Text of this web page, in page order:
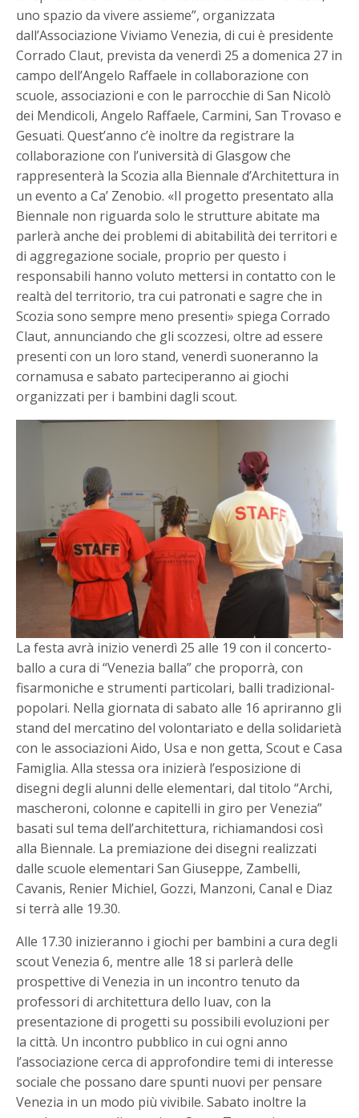
uno spazio da vivere assieme”, organizzata
dall’Associazione Viviamo Venezia, di cui è presidente
Corrado Claut, prevista da venerdì 25 a domenica 27 in
campo dell’Angelo Raffaele in collaborazione con
scuole, associazioni e con le parrocchie di San Nicolò
dei Mendicoli, Angelo Raffaele, Carmini, San Trovaso e
Gesuati. Quest’anno c’è inoltre da registrare la
collaborazione con l’università di Glasgow che
rappresenterà la Scozia alla Biennale d’Architettura in
un evento a Ca’ Zenobio. «Il progetto presentato alla
Biennale non riguarda solo le strutture abitate ma
parlerà anche dei problemi di abitabilità dei territori e
di aggregazione sociale, proprio per questo i
responsabili hanno voluto mettersi in contatto con le
realtà del territorio, tra cui patronati e sagre che in
Scozia sono sempre meno presenti» spiega Corrado
Claut, annunciando che gli scozzesi, oltre ad essere
presenti con un loro stand, venerdì suoneranno la
cornamusa e sabato parteciperanno ai giochi
organizzati per i bambini dagli scout.
La festa avrà inizio venerdì 25 alle 19 con il concerto-
ballo a cura di “Venezia balla” che proporrà, con
fisarmoniche e strumenti particolari, balli tradizional-
popolari. Nella giornata di sabato alle 16 apriranno gli
stand del mercatino del volontariato e della solidarietà
con le associazioni Aido, Usa e non getta, Scout e Casa
Famiglia. Alla stessa ora inizierà l’esposizione di
disegni degli alunni delle elementari, dal titolo “Archi,
mascheroni, colonne e capitelli in giro per Venezia”
basati sul tema dell’architettura, richiamandosi così
alla Biennale. La premiazione dei disegni realizzati
dalle scuole elementari San Giuseppe, Zambelli,
Cavanis, Renier Michiel, Gozzi, Manzoni, Canal e Diaz
si terrà alle 19.30.
Alle 17.30 inizieranno i giochi per bambini a cura degli
scout Venezia 6, mentre alle 18 si parlerà delle
prospettive di Venezia in un incontro tenuto da
professori di architettura dello Iuav, con la
presentazione di progetti su possibili evoluzioni per
la città. Un incontro pubblico in cui ogni anno
l’associazione cerca di approfondire temi di interesse
sociale che possano dare spunti nuovi per pensare
Venezia in un modo più vivibile. Sabato inoltre la